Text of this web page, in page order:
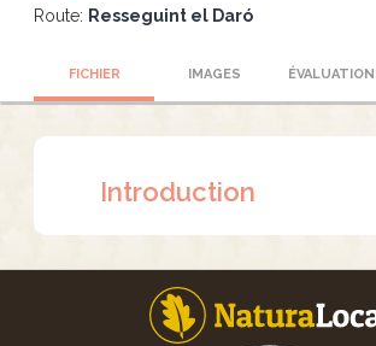
Route: Resseguint el Daró
FICHIER IMAGES
Introduction